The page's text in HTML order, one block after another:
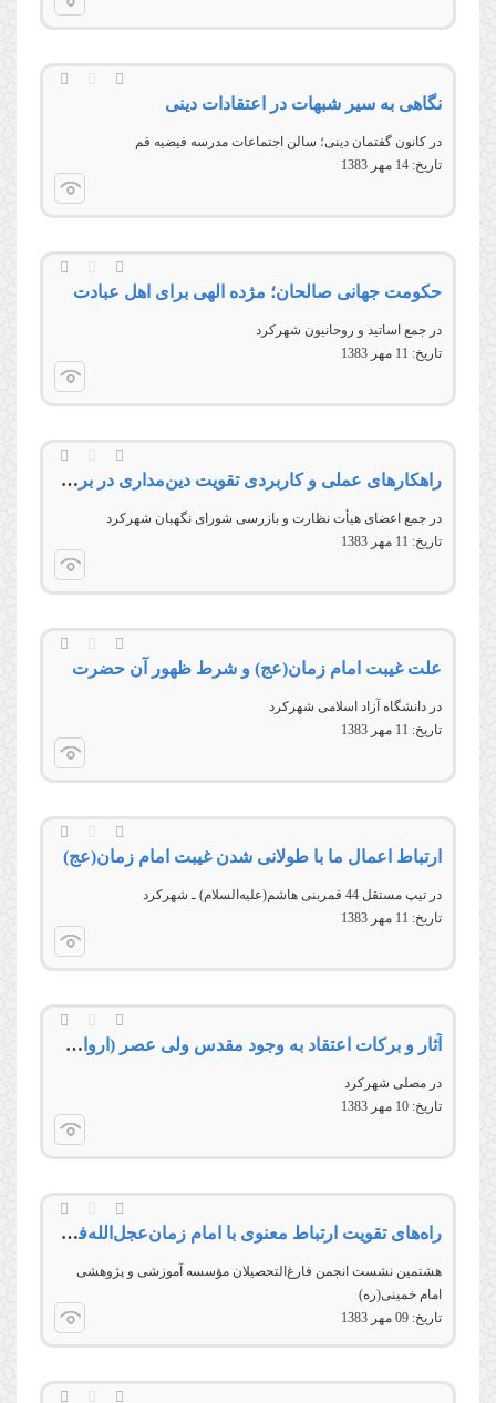
نگاهی به سیر شبهات در اعتقادات دینی
در كانون گفتمان دینی؛ سالن اجتماعات مدرسه فيضيه قم
تاریخ: 14 مهر 1383
حکومت جهانی صالحان؛ مژده الهی برای اهل عبادت
در جمع اساتيد و روحانيون شهركرد
تاریخ: 11 مهر 1383
راهکارهای عملی و کاربردی تقویت دین‌مداری در برابر آسیب‌ها
در جمع اعضاى هیأت نظارت و بازرسى شوراى نگهبان شهركرد
تاریخ: 11 مهر 1383
علت غیبت امام زمان‌(عج) و شرط ظهور آن حضرت
در دانشگاه آزاد اسلامى شهركرد
تاریخ: 11 مهر 1383
ارتباط اعمال ما با طولانی شدن غیبت امام زمان(عج)
در تیپ مستقل 44 قمربنى هاشم(علیه‌السلام) ـ شهركرد
تاریخ: 11 مهر 1383
آثار و برکات اعتقاد به وجود مقدس ولی عصر‌ (ارواحنافداه)
در مصلى شهركرد
تاریخ: 10 مهر 1383
راه‌‌‌‌های تقویت ارتباط معنوی با امام‌‌‌‌ زمان‌‌‌‌عجل‌‌‌‌‌‌‌‌الله‌‌‌‌‌‌‌‌فرجه‌‌‌‌‌‌‌‌الشریف
هشتمین نشست انجمن فارغ‌التحصيلان مؤسسه آموزشی و پژوهشی
امام خمینی(ره)
تاریخ: 09 مهر 1383